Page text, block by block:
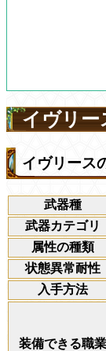
イヴリー
イヴリース
武器種
武器カテゴリ
属性の種類
状態異常耐性
入手方法
装備できる職業